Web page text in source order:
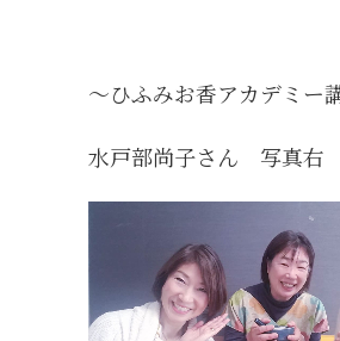
～ひふみお香アカデミー
水戸部尚子さん 写真右